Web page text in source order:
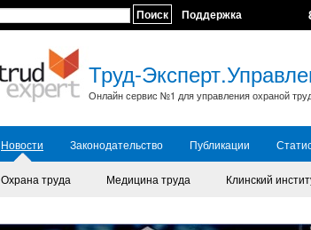
Поиск Поддержка
Труд-
Онлайн сервис №1 для управления охраной
Новости Законодательство Публикации
Охрана труда
Медицина труда Клинский